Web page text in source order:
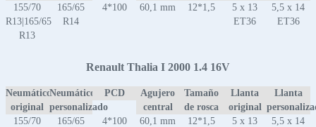
155/70
R13|165/65
R13
165/65
R14
4*100 60,1 mm 12*1,5
5 x 13
ET36
5,5 x 14
ET36
Renault Thalia I 2000 1.4 16V
Neumático
original
Neumático
personalizado
PCD
Agujero
central
Tamaño
de rosca
Llanta
original
Llanta
155/70
165/65
4*100 60,1 mm 12*1,5
5 x 13
5,5 x 14